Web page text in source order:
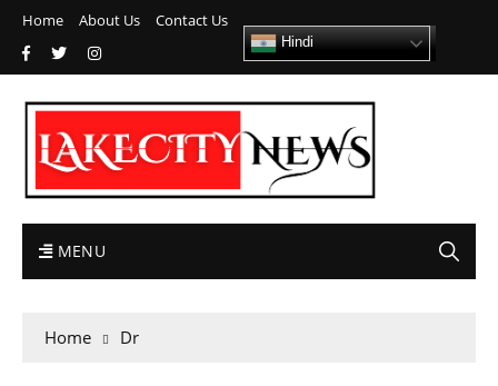
Home About Us Contact Us
Hindi
MENU
Home Dr